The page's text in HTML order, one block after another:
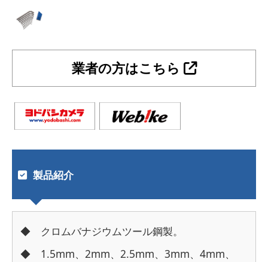
業者の方はこちら
製品紹介
◆ クロムバナジウムツール鋼製。
◆ 1.5mm、2mm、2.5mm、3mm、4mm、